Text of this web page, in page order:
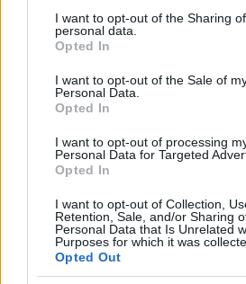
not limited to your visit or usage
grant or deny consent to Google and
use your data for below specified
consent section.
I want to opt-out of the Sharing
personal data.
Opted In
I want to opt-out of the Sale of
Personal Data.
Opted In
I want to opt-out of processing
Personal Data for Targeted
Opted In
I want to opt-out of Collection,
Retention, Sale, and/or Sharing
Personal Data that Is Unrelated
Purposes for which it was
Opted Out
Ζυγός
Η δικαιοσύνη και η ισορροπία